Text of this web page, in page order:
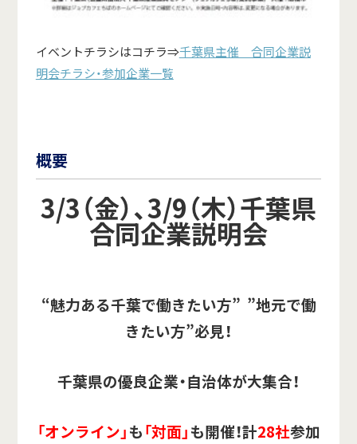
イベントチラシはコチラ⇒千葉県主催 合同企業説
明会チラシ・参加企業一覧
概要
3/3（金）、3/9（木）千葉県
合同企業説明会
“魅力ある千葉で働きたい方” ”地元で働
きたい方”必見！
千葉県の優良企業・自治体が大集合！
「オンライン」も「対面」も開催！計28社参加